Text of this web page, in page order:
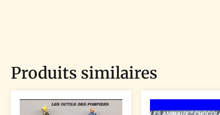
Produits similaires